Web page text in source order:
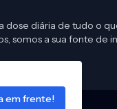
dose diária de tudo o
somos a sua fonte de
em frente!